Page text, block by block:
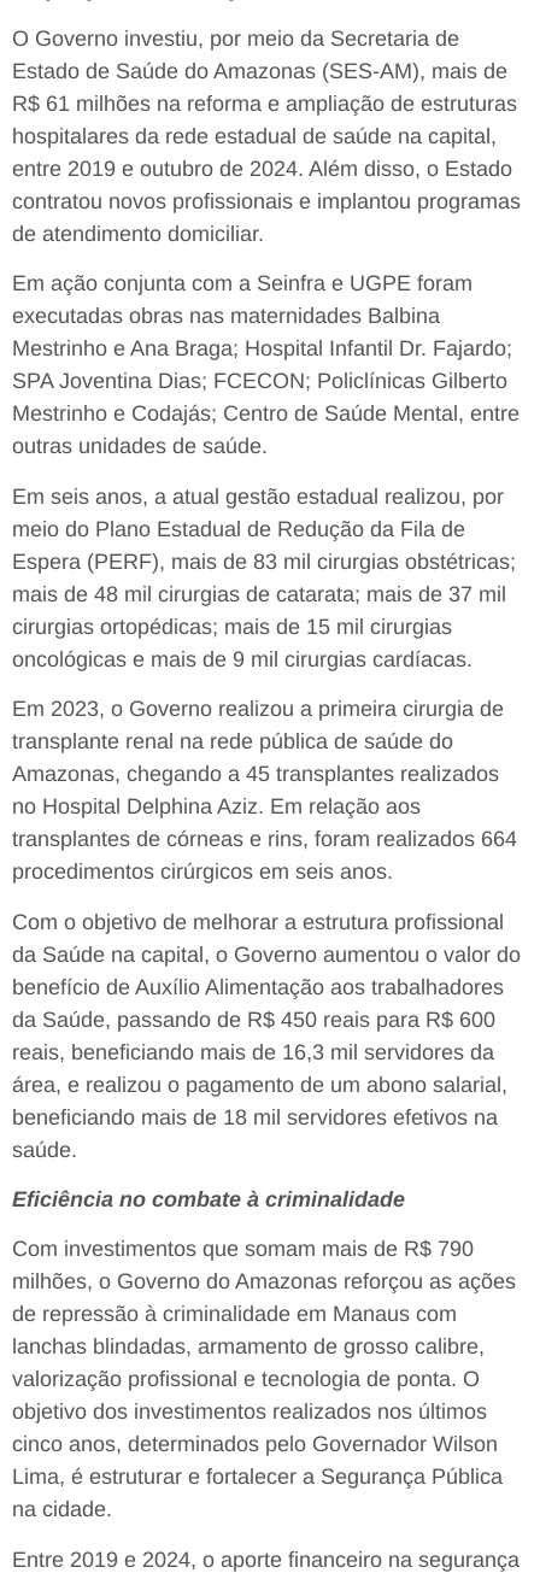
O Governo investiu, por meio da Secretaria de
Estado de Saúde do Amazonas (SES-AM), mais de
R$ 61 milhões na reforma e ampliação de estruturas
hospitalares da rede estadual de saúde na capital,
entre 2019 e outubro de 2024. Além disso, o Estado
contratou novos profissionais e implantou programas
de atendimento domiciliar.
Em ação conjunta com a Seinfra e UGPE foram
executadas obras nas maternidades Balbina
Mestrinho e Ana Braga; Hospital Infantil Dr. Fajardo;
SPA Joventina Dias; FCECON; Policlínicas Gilberto
Mestrinho e Codajás; Centro de Saúde Mental, entre
outras unidades de saúde.
Em seis anos, a atual gestão estadual realizou, por
meio do Plano Estadual de Redução da Fila de
Espera (PERF), mais de 83 mil cirurgias obstétricas;
mais de 48 mil cirurgias de catarata; mais de 37 mil
cirurgias ortopédicas; mais de 15 mil cirurgias
oncológicas e mais de 9 mil cirurgias cardíacas.
Em 2023, o Governo realizou a primeira cirurgia de
transplante renal na rede pública de saúde do
Amazonas, chegando a 45 transplantes realizados
no Hospital Delphina Aziz. Em relação aos
transplantes de córneas e rins, foram realizados 664
procedimentos cirúrgicos em seis anos.
Com o objetivo de melhorar a estrutura profissional
da Saúde na capital, o Governo aumentou o valor do
benefício de Auxílio Alimentação aos trabalhadores
da Saúde, passando de R$ 450 reais para R$ 600
reais, beneficiando mais de 16,3 mil servidores da
área, e realizou o pagamento de um abono salarial,
beneficiando mais de 18 mil servidores efetivos na
saúde.
Eficiência no combate à criminalidade
Com investimentos que somam mais de R$ 790
milhões, o Governo do Amazonas reforçou as ações
de repressão à criminalidade em Manaus com
lanchas blindadas, armamento de grosso calibre,
valorização profissional e tecnologia de ponta. O
objetivo dos investimentos realizados nos últimos
cinco anos, determinados pelo Governador Wilson
Lima, é estruturar e fortalecer a Segurança Pública
na cidade.
Entre 2019 e 2024, o aporte financeiro na segurança